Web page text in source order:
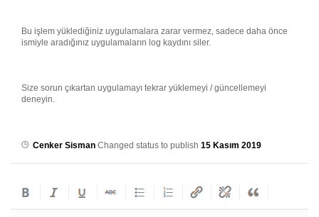
Bu işlem yüklediğiniz uygulamalara zarar vermez, sadece daha önce
ismiyle aradığınız uygulamaların log kaydını siler.
Size sorun çıkartan uygulamayı tekrar yüklemeyi / güncellemeyi
deneyin.
Cenker Sisman Changed status to publish 15 Kasım 2019